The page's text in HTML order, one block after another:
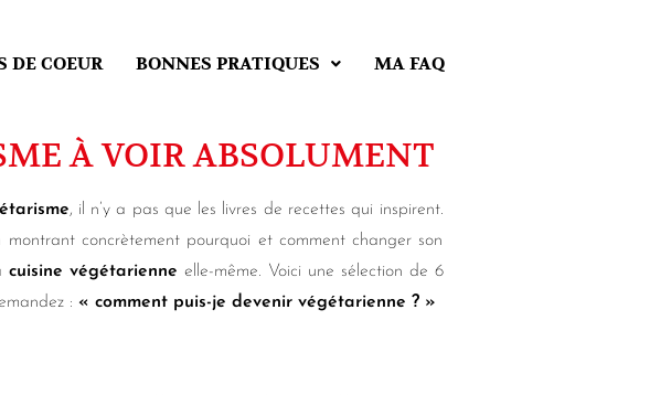
DE COEUR BONNES PRATIQUES MA FAQ
À VOIR ABSOLUMENT
, il n’y a pas que les livres de recettes qui inspirent.
concrètement pourquoi et comment changer son
cuisine végétarienne elle-même. Voici une sélection de 6
: « comment puis-je devenir végétarienne ? »